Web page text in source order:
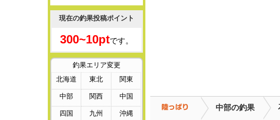
現在の釣果投稿ポイント
300~10ptです。
釣果エリア変更
北海道
東北 関東
中部 関西 中国
四国 九州 沖縄
中部の釣果